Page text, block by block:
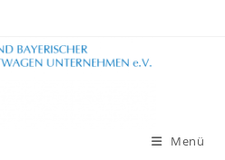
Menü